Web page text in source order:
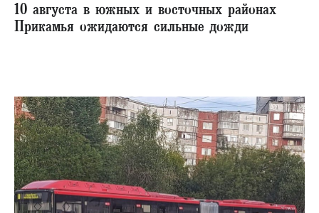
10 августа в южных и восточных районах
Прикамья ожидаются сильные дожди